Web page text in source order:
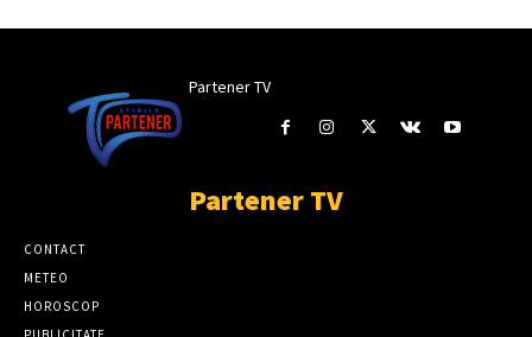
Partener TV
Partener TV
CONTACT
METEO
HOROSCOP